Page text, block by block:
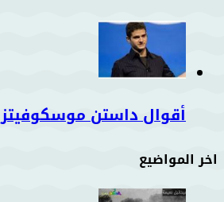
أقوال داستن موسكوفيتز
اخر المواضيع